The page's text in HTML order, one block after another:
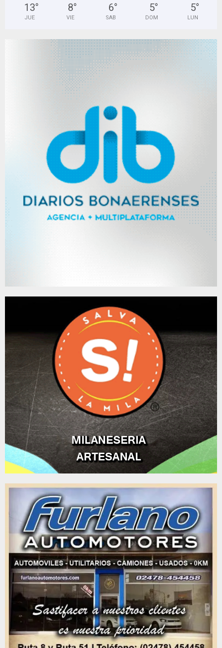
13°
JUE
8°
VIE
6°
SAB
5°
DOM
5°
LUN